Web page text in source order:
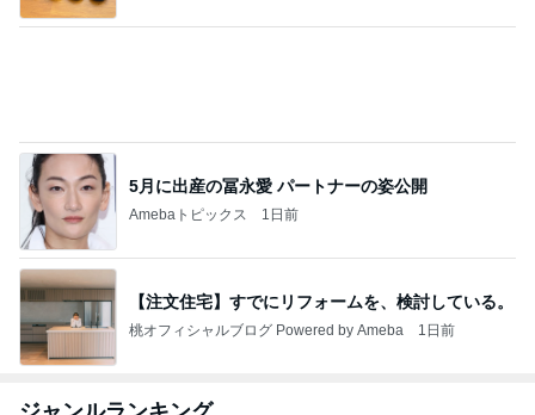
5月に出産の冨永愛 パートナーの姿公開
Amebaトピックス 1日前
【注文住宅】すでにリフォームを、検討している。
桃オフィシャルブログ Powered by Ameba 1日前